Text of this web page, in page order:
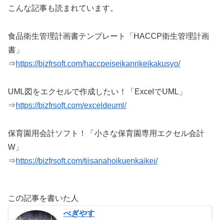
こんな記事も読まれています。
食品衛生管理計画書テンプレート「HACCP衛生管理計画
書」
⇒https://bizfrsoft.com/haccpeiseikanrikeikakusyo/
UML図をエクセルで作成したい！「ExcelでUML」
⇒https://bizfrsoft.com/exceldeuml/
保育園用会計ソフト！「小さな保育園専用エクセル会計
W」
⇒https://bizfrsoft.com/tiisanahoikuenkaikei/
この記事を書いた人
べぎやす